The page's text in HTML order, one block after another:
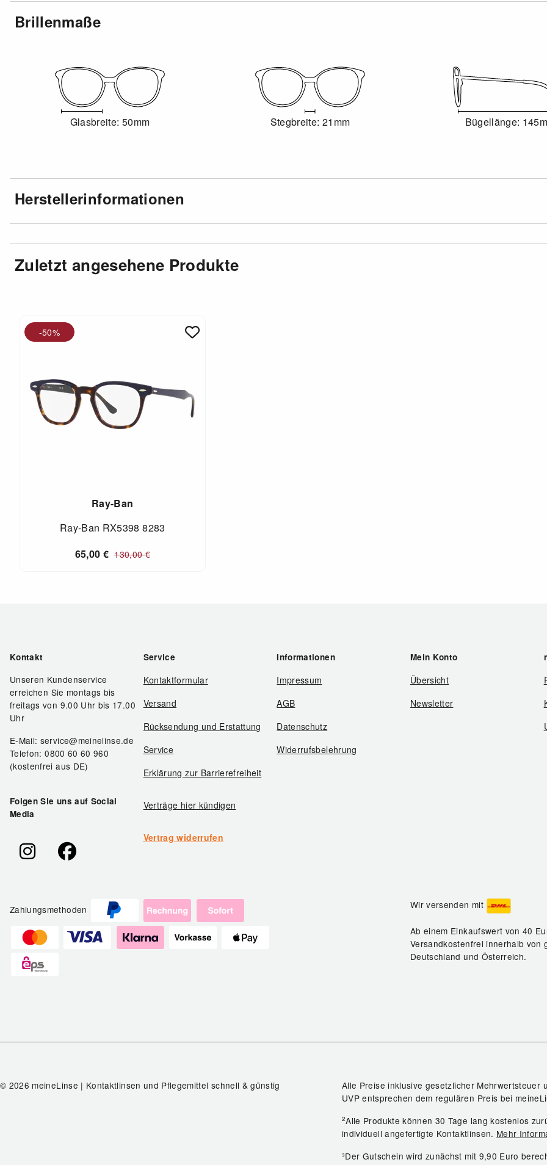
Brillenmaße
Glasbreite: 50mm Stegbreite: 21mm Bügellänge:
Herstellerinformationen
Zuletzt angesehene Produkte
Ray-Ban
Ray-Ban RX5398 8283
65,00 € 130,00€
-50%
Kontakt
Unseren Kundenservice
erreichen Sie montags bis
freitags von 9.00 Uhr bis 17.00
Uhr
E-Mail: service@meinelinse.de
Telefon: 0800 60 60 960
(kostenfrei aus DE)
Folgen Sie uns auf Social
Media
Service
Kontaktformular
Versand
Rücksendung und Erstattung
Service
Erklärung zur Barrierefreiheit
Verträge hier kündigen
Vertrag widerrufen
Informationen
Impressum
AGB
Datenschutz
Widerrufsbelehrung
Mein Konto
Übersicht
Newsletter
Zahlungsmethoden Wir versenden mit
Ab einem Einkaufswert von 40
Versandkostenfrei innerhalb von
Deutschland und Österreich.
© 2026 meineLinse | Kontaktlinsen und Pflegemittel schnell & günstig
Alle Preise inklusive gesetzlicher Mehrwertsteuer
UVP entsprechen dem regulären Preis bei
2Alle Produkte können 30 Tage lang kostenlos
individuell angefertigte Kontaktlinsen. Mehr
³Der Gutschein wird zunächst mit 9,90 Euro